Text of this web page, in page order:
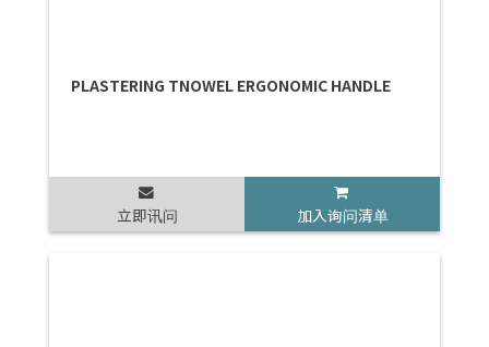
PLASTERING TNOWEL ERGONOMIC HANDLE
立即讯问 加入询问清单